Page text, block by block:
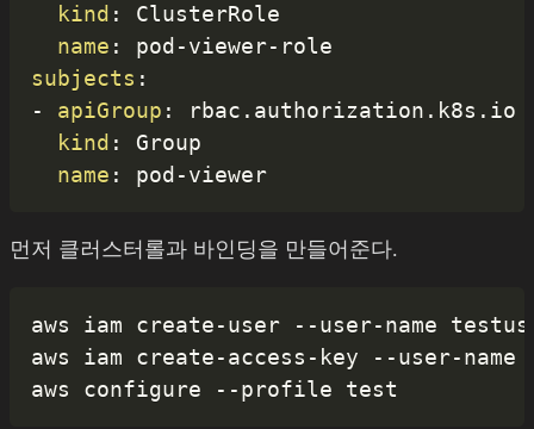
kind :
ClusterRole
name : pod -viewer-
subjects :
-
apiGroup :
rbac.authorization.k8s.io
kind :
Group
name : pod -
먼저 클러스터롤과 바인딩을 만들어준다.
aws iam create-user --user-name
aws iam create-access-key --user-name